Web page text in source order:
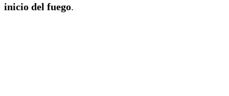
inicio del fuego.